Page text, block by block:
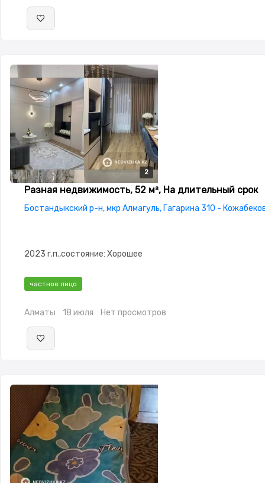
2
2
Разная недвижимость, 52 м², На длительный срок
Бостандыкский р-н, мкр Алмагуль, Гагарина 310 -
2023 г.п.,состояние: Хорошее
частное лицо
Алматы 18 июля Нет просмотров